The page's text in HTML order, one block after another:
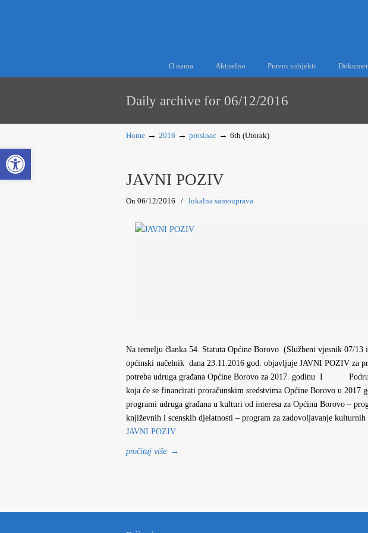
Open toolbar
O nama Aktuelno Pravni subjekti
Daily archive for 06/12/2016
Home → 2016 → prosinac → 6th (Utorak)
JAVNI POZIV
On 06/12/2016 / lokalna samouprava
Na temelju članka 54. Statuta Općine Borovo (Službeni vjesnik 07/13
općinski načelnik dana 23.11.2016 god. objavljuje JAVNI POZIV za
potreba udruga građana Općine Borovo za 2017. godinu I
koja će se financirati proračunskim sredstvima Općine Borovo u 2017
programi udruga građana u kulturi od interesa za Općinu Borovo –
književnih i scenskih djelatnosti – program za zadovoljavanje
JAVNI POZIV
pročitaj više →